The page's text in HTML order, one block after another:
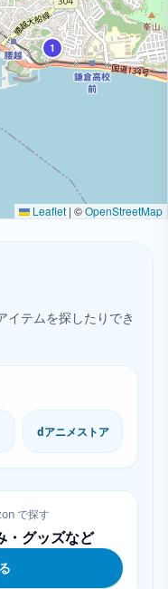
1
Leaflet | ©OpenStreetMap
イテムを探したりでき
dアニメストア
で探す
・グッズなど